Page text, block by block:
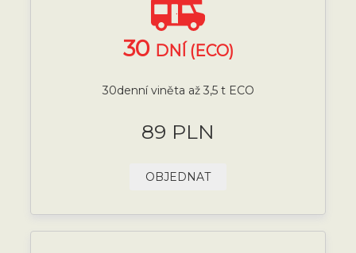
30 DNÍ (ECO)
30denní viněta až 3,5 t ECO
89 PLN
OBJEDNAT